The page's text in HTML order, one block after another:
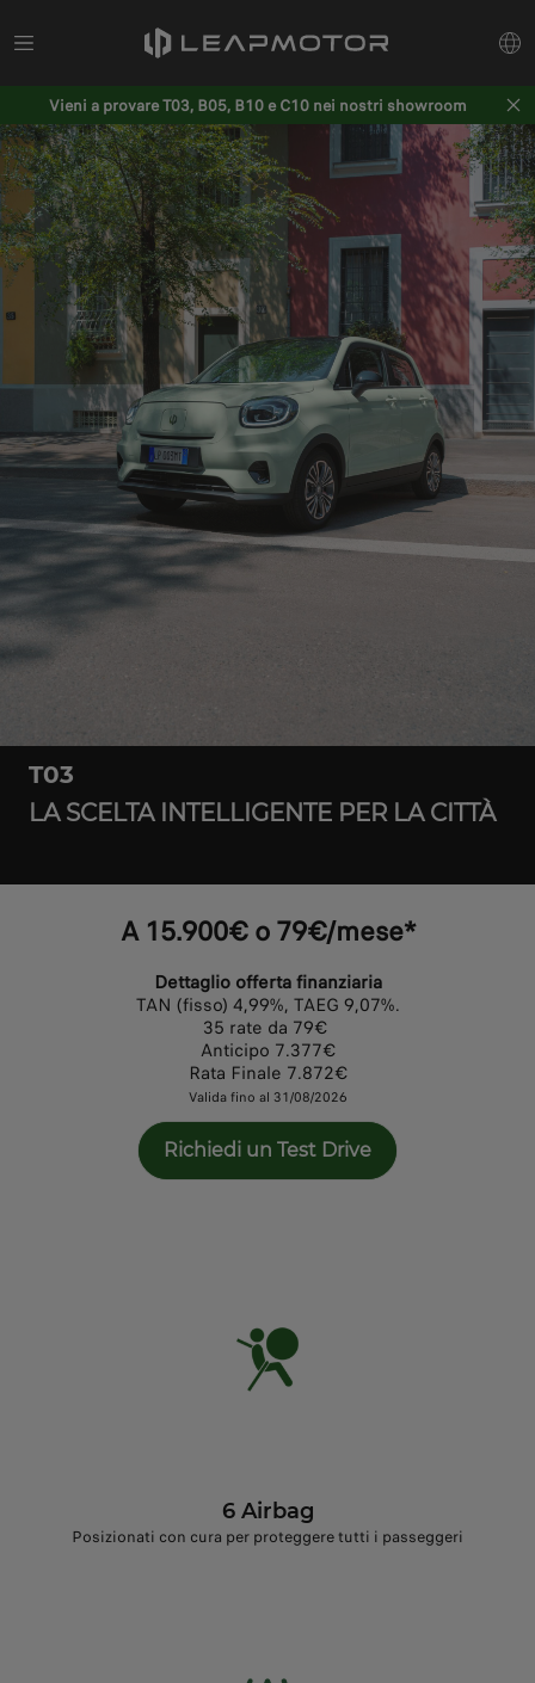
Vieni a provare T03, B05, B10 e C10 nei nostri showroom
T03
LA SCELTA INTELLIGENTE PER LA CITTÀ
A 15.900€ o 79€/mese*
Dettaglio offerta finanziaria
TAN (fisso) 4,99%, TAEG 9,07%.
35 rate da 79€
Anticipo 7.377€
Rata Finale 7.872€
Valida fino al 31/08/2026
Richiedi un Test Drive
6 Airbag
Posizionati con cura per proteggere tutti i passeggeri